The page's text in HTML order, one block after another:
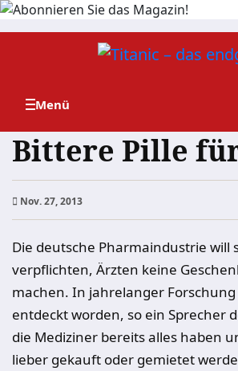
Zum
Bittere Pille
Nov. 27, 2013
Die deutsche Pharmaindustrie will
verpflichten, Ärzten keine
machen. In jahrelanger
entdeckt worden, so ein Sprecher
die Mediziner bereits alles haben
lieber gekauft oder gemietet